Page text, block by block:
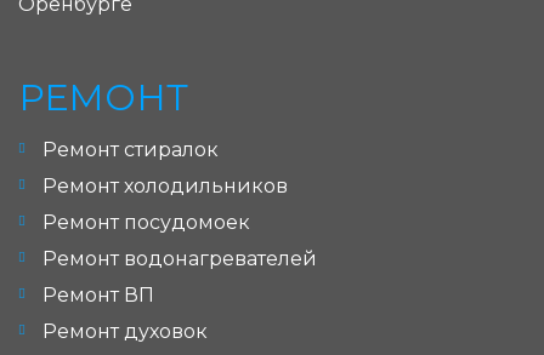
РЕМОНТ
Ремонт стиралок
Ремонт холодильников
Ремонт посудомоек
Ремонт водонагревателей
Ремонт ВП
Ремонт духовок